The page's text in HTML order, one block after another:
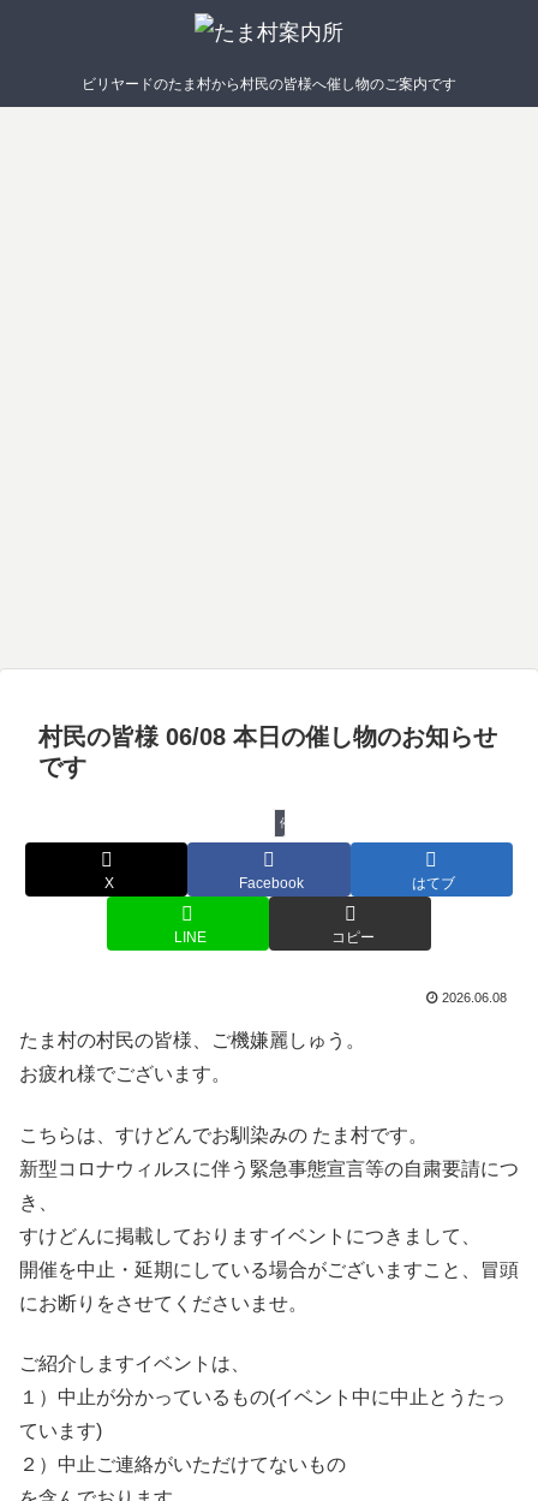
ビリヤードのたま村から村民の皆様へ催し物のご案内です
村民の皆様 06/08 本日の催し物のお知らせ
です
催し物
X Facebook はてブ
LINE コピー
2026.06.08
たま村の村民の皆様、ご機嫌麗しゅう。
お疲れ様でございます。
こちらは、すけどんでお馴染みの たま村です。
新型コロナウィルスに伴う緊急事態宣言等の自粛要請につ
き、
すけどんに掲載しておりますイベントにつきまして、
開催を中止・延期にしている場合がございますこと、冒頭
にお断りをさせてくださいませ。
ご紹介しますイベントは、
１）中止が分かっているもの(イベント中に中止とうたっ
ています)
２）中止ご連絡がいただけてないもの